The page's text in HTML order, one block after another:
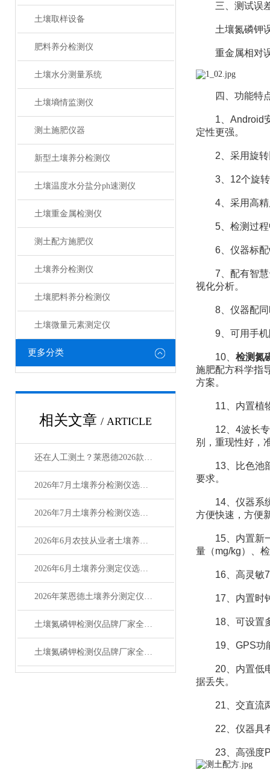
土壤取样设备
肥料养分检测仪
土壤水分测量系统
土壤墒情监测仪
测土施肥仪器
新型土壤养分检测仪
土壤温度水分盐分ph速测仪
土壤重金属检测仪
测土配方施肥仪
土壤养分检测仪
土壤肥料养分检测仪​
土壤微量元素测定仪
更多分类
相关文章 / ARTICLE
还在人工测土？莱恩德2026款土壤养分检测仪提效3倍
2026年7月土壤养分检测仪选型：农环领域选购指南
2026年7月土壤养分检测仪选购指南：品牌对比测评
2026年6月农技从业者土壤养分测定仪选购测评
2026年6月土壤养分测定仪选购攻略（适配农测场景）
2026年莱恩德土壤养分测定仪技术实用问答指南
土壤氮磷钾检测仪品牌厂家全解析：主流品牌排名与选型指南
土壤氮磷钾检测仪品牌厂家全解析 主流品牌选购参考指南
三、测试误
土壤氮磷钾误
重金属相对误
四、功能特
1、Android安
定性更强。
2、采用旋转
3、12个旋转
4、采用高精
5、检测过程中
6、仪器标配
7、配有智慧云
视化分析。
8、仪器配同时
9、可用手机
10、 检测氮
施肥配方科学指
方案。
11、内置植物
12、4波长专
别，重现性好，
13、比色池部
要求。
14、仪器系统
方便快速，方便
15、内置新一
量（mg/kg）、
16、高灵敏7
17、内置时钟
18、可设置多
19、GPS功能
20、内置低电
据丢失。
21、交直流两
22、仪器具有
23、高强度